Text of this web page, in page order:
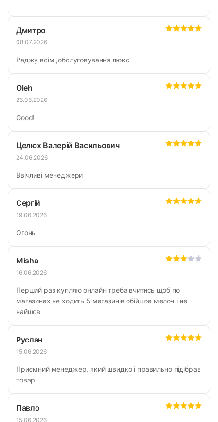
Дмитро
08.07.2026
Раджу всім ,обслуговування люкс
Oleh
26.06.2026
Good!
Целюх Валерій Васильович
24.06.2026
Ввічливі менеджери
Сергій
19.06.2026
Огонь
Misha
16.06.2026
Перший раз купляю онлайн треба вчитись щоб по
магазинах не ходить 5 магазинів обійшоа мелоч і не
найшов
Руслан
15.06.2026
Приємний менеджер, який швидко і правильно підібрав
товар
Павло
15.06.2026